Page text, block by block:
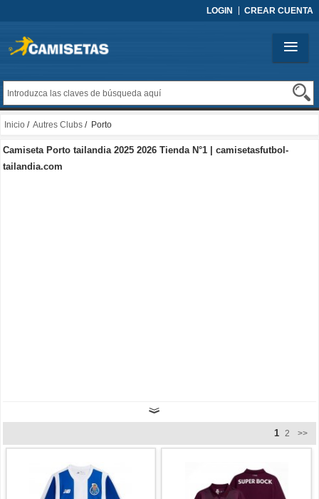
LOGIN CREAR CUENTA
Inicio / Autres Clubs / Porto
Camiseta Porto tailandia 2025 2026 Tienda N°1 | camisetasfutbol-
tailandia.com
1 2 >>